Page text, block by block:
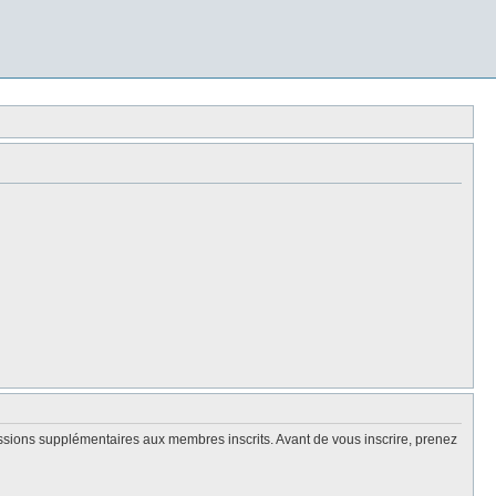
supplémentaires aux membres inscrits. Avant de vous inscrire, prenez